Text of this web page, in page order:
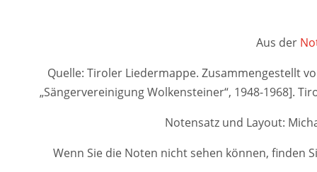
Aus der
Quelle: Tiroler Liedermappe. Zusammengestellt
„Sängervereinigung Wolkensteiner“, 1948-1968].
Notensatz und Layout:
Wenn Sie die Noten nicht sehen können, finden